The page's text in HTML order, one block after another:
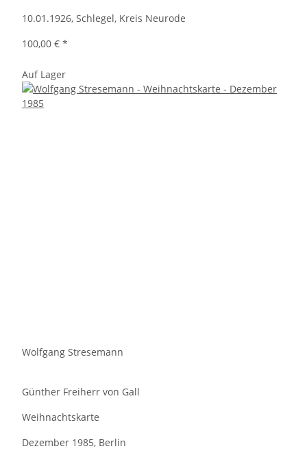
10.01.1926, Schlegel, Kreis Neurode
100,00 € *
Auf Lager
Wolfgang Stresemann
Günther Freiherr von Gall
Weihnachtskarte
Dezember 1985, Berlin